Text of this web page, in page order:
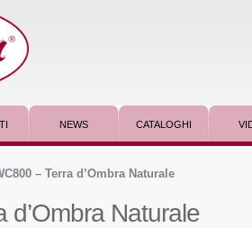
NEWS CATALOGHI
– Terra d’Ombra Naturale
d’Ombra Naturale